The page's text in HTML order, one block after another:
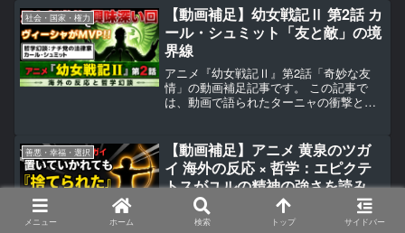
驚愕させた展開に触れつつ、動画内では
時間の都合で語り尽くせなかったフリー
ドリヒ・ニーチェの生涯と思想につい
て、詳しく掘り下げていきます。
社会・国家・権力
【動画補足】幼女戦記Ⅱ 第2話 カ
ール・シュミット「友と敵」の境
界線
アニメ『幼女戦記Ⅱ』第2話「奇妙な友
情」の動画補足記事です。 この記事で
は、動画で語られたターニャの衝撃と
法律家・政治思想家カール・シュミット
の生涯と思想について、詳しく掘り下げ
ていきます。
善悪・幸福・選択
【動画補足】アニメ 黄泉のツガ
イ 海外の反応 × 哲学：エピクテ
トスがユルの精神の強さを読み解
アニメ『黄泉のツガイ』の動画補足記事
です。この記事では、動画で語られたユ
メニュー ホーム 検索 トップ サイドバー